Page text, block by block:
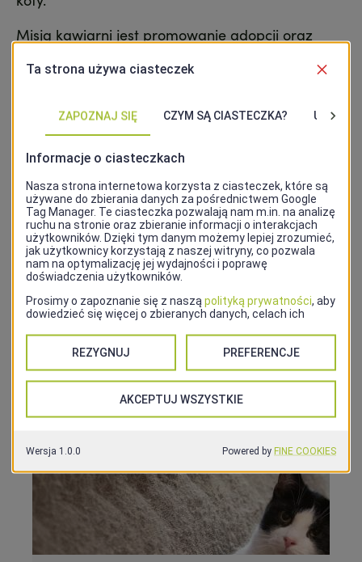
Misją kawiarni jest promowanie adopcji oraz
organizowane są warsztaty i seminaria
Kawiarnia jest otwarta codziennie w godzinach
10:00–20:00.
Adres
ul. Kaszubska 17, 70-402 Szczecin
Kontakt
506 076 520
Strona internetowa
Facebook